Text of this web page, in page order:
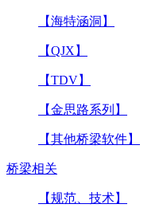
【海特涵洞】
【QJX】
【TDV】
【金思路系列】
【其他桥梁软件】
桥梁相关
【规范、技术】